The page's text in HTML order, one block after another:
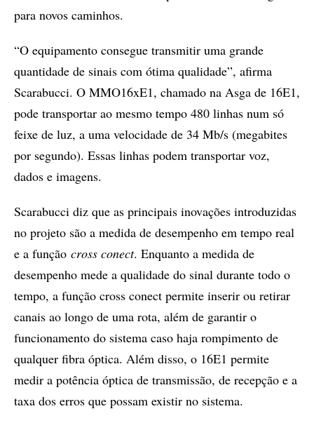
para novos caminhos.
“O equipamento consegue transmitir uma grande
quantidade de sinais com ótima qualidade”, afirma
Scarabucci. O MMO16xE1, chamado na Asga de 16E1,
pode transportar ao mesmo tempo 480 linhas num só
feixe de luz, a uma velocidade de 34 Mb/s (megabites
por segundo). Essas linhas podem transportar voz,
dados e imagens.
Scarabucci diz que as principais inovações introduzidas
no projeto são a medida de desempenho em tempo real
e a função cross conect. Enquanto a medida de
desempenho mede a qualidade do sinal durante todo o
tempo, a função cross conect permite inserir ou retirar
canais ao longo de uma rota, além de garantir o
funcionamento do sistema caso haja rompimento de
qualquer fibra óptica. Além disso, o 16E1 permite
medir a potência óptica de transmissão, de recepção e a
taxa dos erros que possam existir no sistema.